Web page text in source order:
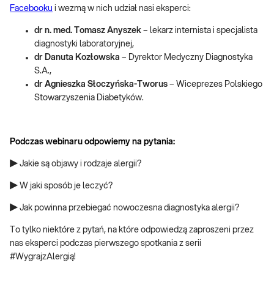
Facebooku i wezmą w nich udział nasi eksperci:
dr n. med. Tomasz Anyszek – lekarz internista i specjalista
diagnostyki laboratoryjnej,
dr Danuta Kozłowska – Dyrektor Medyczny Diagnostyka
S.A.,
dr Agnieszka Słoczyńska-Tworus – Wiceprezes Polskiego
Stowarzyszenia Diabetyków.
Podczas webinaru odpowiemy na pytania:
▶ Jakie są objawy i rodzaje alergii?
▶ W jaki sposób je leczyć?
▶ Jak powinna przebiegać nowoczesna diagnostyka alergii?
To tylko niektóre z pytań, na które odpowiedzą zaproszeni przez
nas eksperci podczas pierwszego spotkania z serii
#WygrajzAlergią!